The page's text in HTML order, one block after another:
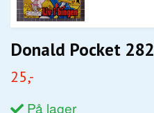
Donald Pocket 282
25,-
På lager